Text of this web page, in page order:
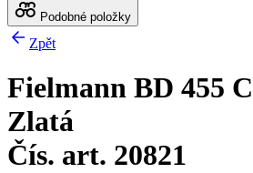
Podobné položky
Zpět
Fielmann BD 455
Zlatá
Čís. art. 20821